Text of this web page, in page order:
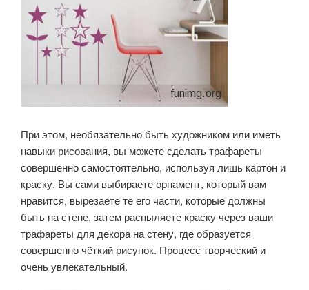
При этом, необязательно быть художником или иметь
навыки рисования, вы можете сделать трафареты
совершенно самостоятельно, используя лишь картон и
краску. Вы сами выбираете орнамент, который вам
нравится, вырезаете те его части, которые должны
быть на стене, затем распыляете краску через ваши
трафареты для декора на стену, где образуется
совершенно чёткий рисунок. Процесс творческий и
очень увлекательный.